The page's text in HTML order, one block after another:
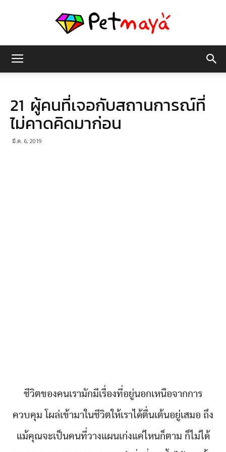
มายา
21 ผู้คนที่เจอกับสถานการณ์ที่
ไม่คาดคิดมาก่อน
มี.ค. 6, 2019
ชีวิตของคนเรามักมีเรื่องที่อยู่นอกเหนือจากการ
ควบคุม โผล่เข้ามาในชีวิตให้เราได้ตื่นเต้นอยู่เสมอ ถึง
แม้คุณจะเป็นคนที่วางแผนเก่งแค่ไหนก็ตาม ก็ไม่ได้